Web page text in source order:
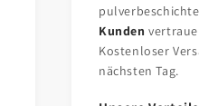
Kunden
Kostenloser
nächsten Tag.